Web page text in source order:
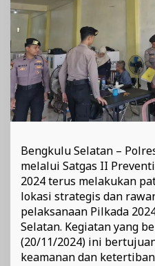
Bengkulu Selatan –
melalui Satgas II
2024 terus melakukan
lokasi strategis dan
pelaksanaan Pilkada
Selatan. Kegiatan yang
(20/11/2024) ini
keamanan dan